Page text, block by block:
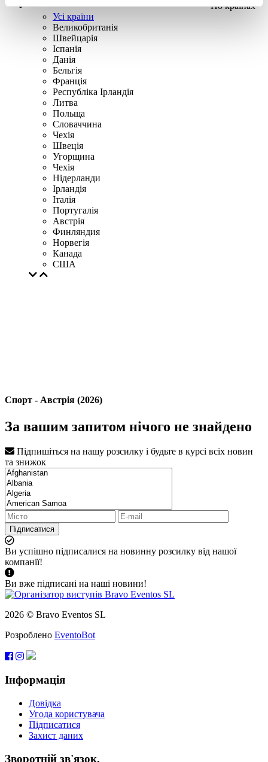
По країнах
Усі країни
Великобританія
Швейцарія
Іспанія
Данія
Бельгія
Франція
Республіка Ірландія
Литва
Польща
Словаччина
Чехія
Швецiя
Угорщина
Чехія
Нідерланди
Iрландія
Iталiя
Португалія
Австрія
Финляндия
Норвегія
Канада
США
Спорт - Австрія (2026)
За вашим запитом нічого не знайдено
Підпишіться на нашу розсилку і будьте в курсі всіх новин
та знижок
Підписатися
Ви успішно підписалися на новинну розсилку від нашої
компанії!
Ви вже підписані на наші новини!
2026 © Bravo Eventos SL
Розроблено EventoBot
Інформація
Довідка
Угода користувача
Підписатися
Захист даних
Зворотній зв'язок.